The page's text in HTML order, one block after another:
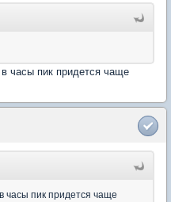
часы пик придется чаще
часы пик придется чаще